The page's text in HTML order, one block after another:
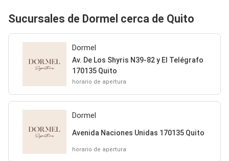
Sucursales de Dormel cerca de Quito
Dormel
Av. De Los Shyris N39-82 y El Telégrafo
170135 Quito
horario de apertura
Dormel
Avenida Naciones Unidas 170135 Quito
horario de apertura